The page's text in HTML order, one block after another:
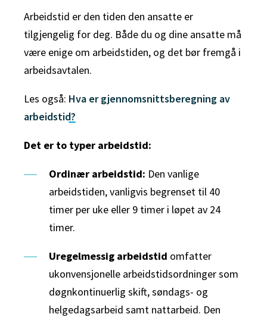
Arbeidstid er den tiden den ansatte er
tilgjengelig for deg. Både du og dine ansatte må
være enige om arbeidstiden, og det bør fremgå i
arbeidsavtalen.
Les også: Hva er gjennomsnittsberegning av
arbeidstid?
Det er to typer arbeidstid:
Ordinær arbeidstid: Den vanlige
arbeidstiden, vanligvis begrenset til 40
timer per uke eller 9 timer i løpet av 24
timer.
Uregelmessig arbeidstid omfatter
ukonvensjonelle arbeidstidsordninger som
døgnkontinuerlig skift, søndags- og
helgedagsarbeid samt nattarbeid. Den